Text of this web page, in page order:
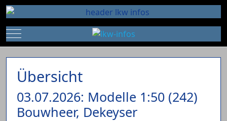
Mobile Menu Toggle
Übersicht
03.07.2026: Modelle 1:50 (242)
Bouwheer, Dekeyser